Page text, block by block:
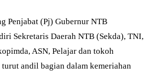
Penjabat (Pj) Gubernur NTB
Sekretaris Daerah NTB (Sekda), TNI,
ASN, Pelajar dan tokoh
andil bagian dalam kemeriahan